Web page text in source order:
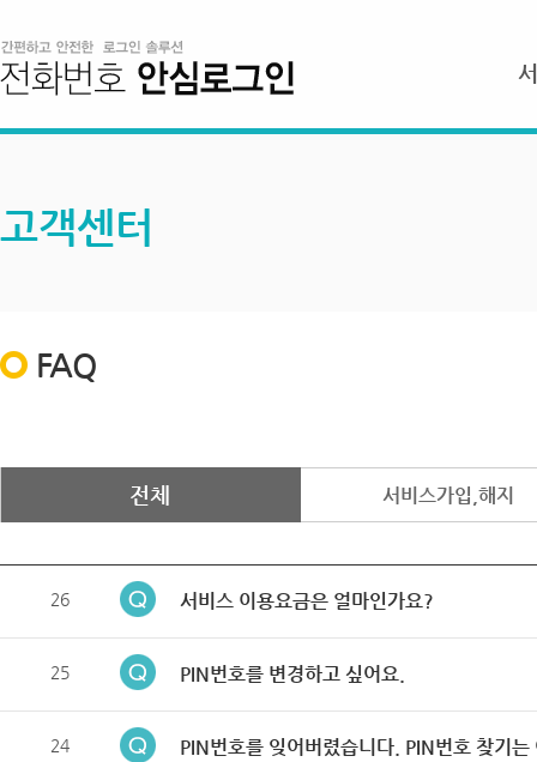
고객센터
FAQ
전체 서비스가입,해지
26 서비스 이용요금은 얼마인가요?
25 PIN번호를 변경하고 싶어요.
24 PIN번호를 잊어버렸습니다. PIN번호 찾기는